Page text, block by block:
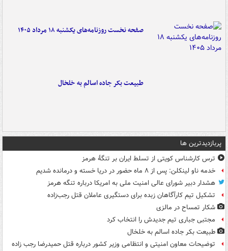
صفحه نخست روزنامه‌های یکشنبه ۱۸ مرداد ۱۴۰۵
طبیعت بکر جاده اسالم به خلخال
پربازدیدترین ها
ترس کارشناس کویتی از تسلط ایران بر تنگۀ هرمز
خدمه ناو لینکلن: پس از ۸ ماه حضور در دریا خسته و درمانده‌ شدیم
هشدار دبیر شورای عالی امنیت ملی به امریکا درباره تنگه هرمز
تشکیل تیم کارآگاهان زبده برای دستگیری عاملان قتل رجب‌زاده
شکار تمساح در مالزی
مجتبی جباری تیم جدیدش را انتخاب کرد
طبیعت بکر جاده اسالم به خلخال
توضیحات معاون امنیتی و انتظامی وزیر کشور درباره قتل حمیدرضا رجب زاده